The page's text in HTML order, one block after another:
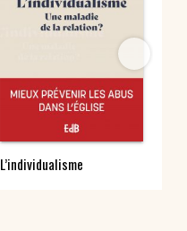
L’individualisme